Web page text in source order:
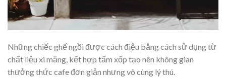
Những chiếc ghế ngồi được cách điệu bằng cách sử dụng từ
chất liệu xi măng, kết hợp tấm xốp tạo nên không gian
thưởng thức cafe đơn giản nhưng vô cùng lý thú.